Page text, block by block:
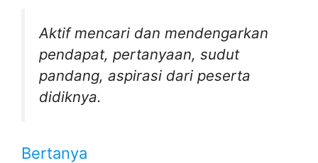
Aktif mencari dan mendengarkan
pendapat, pertanyaan, sudut
pandang, aspirasi dari peserta
didiknya.
Bertanya